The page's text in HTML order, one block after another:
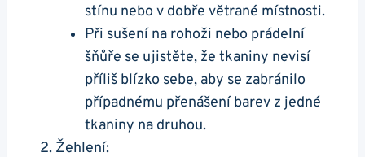
stínu nebo v dobře větrané místnosti.
Při sušení na rohoži nebo prádelní
šňůře se ujistěte, že tkaniny nevisí
příliš blízko sebe, aby se zabránilo
případnému přenášení barev z jedné
tkaniny na druhou.
Žehlení: